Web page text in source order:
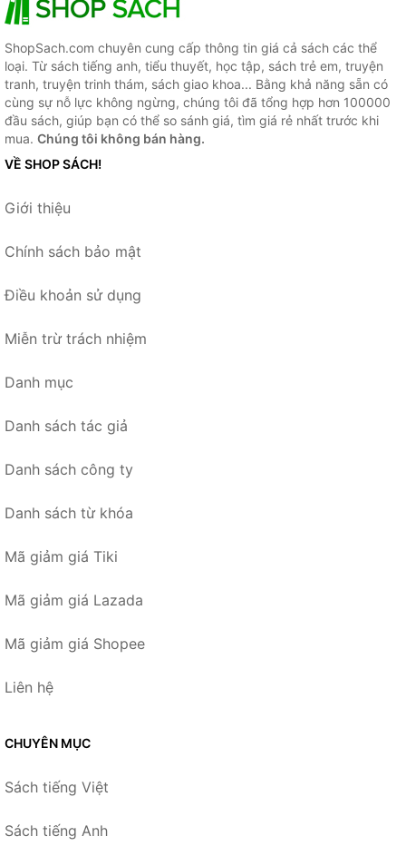
ShopSach.com chuyên cung cấp thông tin giá cả sách các thể
loại. Từ sách tiếng anh, tiểu thuyết, học tập, sách trẻ em, truyện
tranh, truyện trinh thám, sách giao khoa... Bằng khả năng sẵn có
cùng sự nỗ lực không ngừng, chúng tôi đã tổng hợp hơn 100000
đầu sách, giúp bạn có thể so sánh giá, tìm giá rẻ nhất trước khi
mua. Chúng tôi không bán hàng.
VỀ SHOP SÁCH!
Giới thiệu
Chính sách bảo mật
Điều khoản sử dụng
Miễn trừ trách nhiệm
Danh mục
Danh sách tác giả
Danh sách công ty
Danh sách từ khóa
Mã giảm giá Tiki
Mã giảm giá Lazada
Mã giảm giá Shopee
Liên hệ
CHUYÊN MỤC
Sách tiếng Việt
Sách tiếng Anh